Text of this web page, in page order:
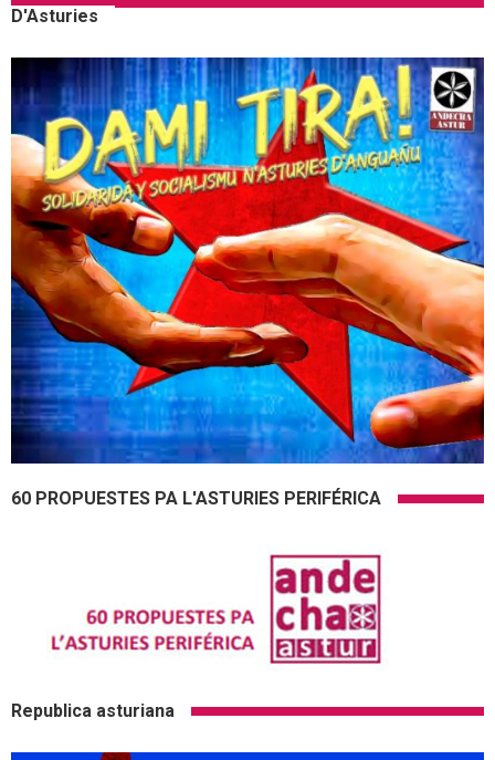
D'Asturies
60 PROPUESTES PA L'ASTURIES PERIFÉRICA
Republica asturiana